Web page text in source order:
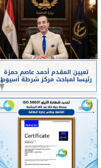
تعيين المقدم أحمد عاصم حمزة
رئيسا لمباحث مركز شرطة أسيوط